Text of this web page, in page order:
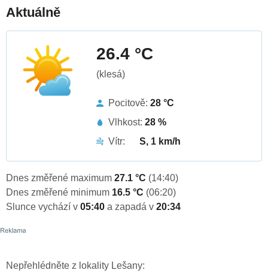
Aktuálně
26.4 °C
(klesá)
Pocitově: 28 °C
Vlhkost: 28 %
Vítr:
S, 1 km/h
Dnes změřené maximum 27.1 °C (14:40)
Dnes změřené minimum 16.5 °C (06:20)
Slunce vychází v 05:40 a zapadá v 20:34
Nepřehlédněte z lokality Lešany: